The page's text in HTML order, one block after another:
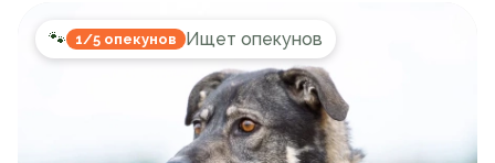
🐾 1/5 опекунов Ищет опекунов